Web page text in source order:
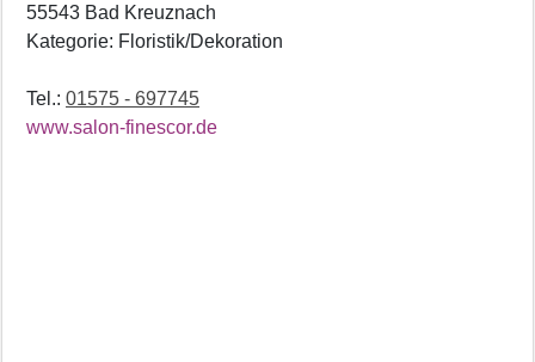
55543 Bad Kreuznach
Kategorie: Floristik/Dekoration
Tel.: 01575 - 697745
www.salon-finescor.de